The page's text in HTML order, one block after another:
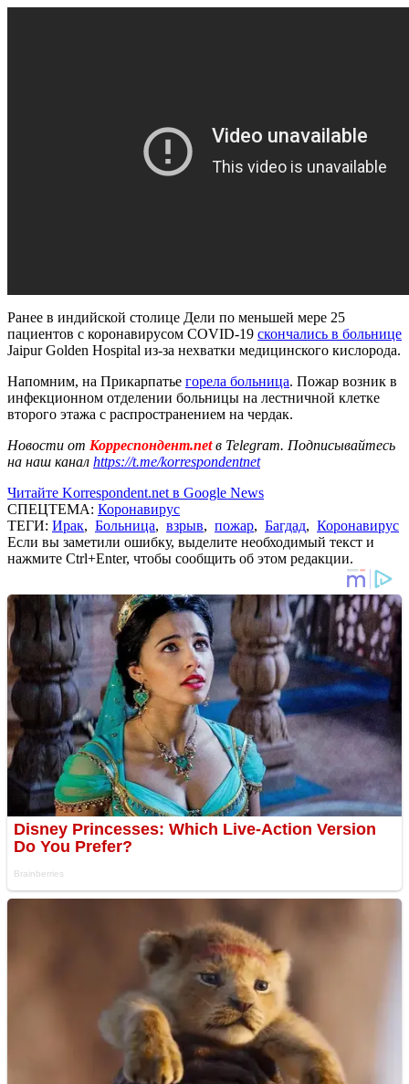
Ранее в индийской столице Дели по меньшей мере 25
пациентов с коронавирусом COVID-19 скончались в больнице
Jaipur Golden Hospital из-за нехватки медицинского кислорода.
Напомним, на Прикарпатье горела больница. Пожар возник в
инфекционном отделении больницы на лестничной клетке
второго этажа с распространением на чердак.
Новости от Корреспондент.netв Telegram. Подписывайтесь
на наш канал https://t.me/korrespondentnet
Читайте Korrespondent.net в Google News
СПЕЦТЕМА: Коронавирус
ТЕГИ: Ирак, Больница, взрыв, пожар, Багдад, Коронавирус
Если вы заметили ошибку, выделите необходимый текст и
нажмите Ctrl+Enter, чтобы сообщить об этом редакции.